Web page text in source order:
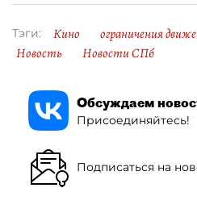
Тэги: Кино ограничения
Новость
Новости СПб
Обсуждаем
Присоединяйтесь!
Подписаться на